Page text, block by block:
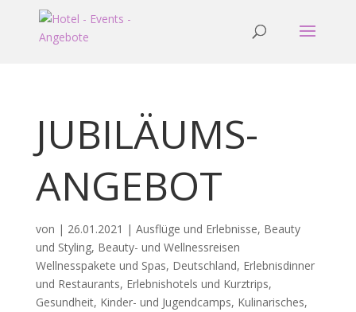
JUBILÄUMS-
ANGEBOT
von | 26.01.2021 | Ausflüge und Erlebnisse, Beauty
und Styling, Beauty- und Wellnessreisen
Wellnesspakete und Spas, Deutschland, Erlebnisdinner
und Restaurants, Erlebnishotels und Kurztrips,
Gesundheit, Kinder- und Jugendcamps, Kulinarisches,